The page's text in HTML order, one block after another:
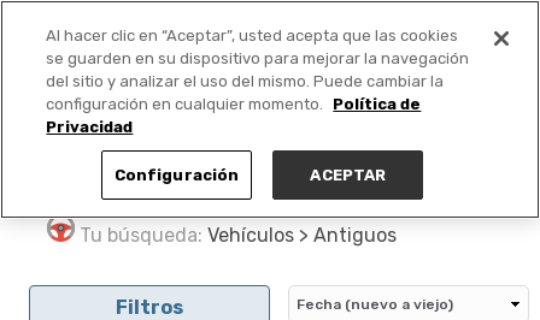
PUBLICA GRATIS +
Tu búsqueda: Vehículos > Antiguos
Filtros
Al hacer clic en “Aceptar”, usted acepta que las cookies
se guarden en su dispositivo para mejorar la navegación
del sitio y analizar el uso del mismo. Puede cambiar la
configuración en cualquier momento.
Política de
Privacidad
Configuración ACEPTAR